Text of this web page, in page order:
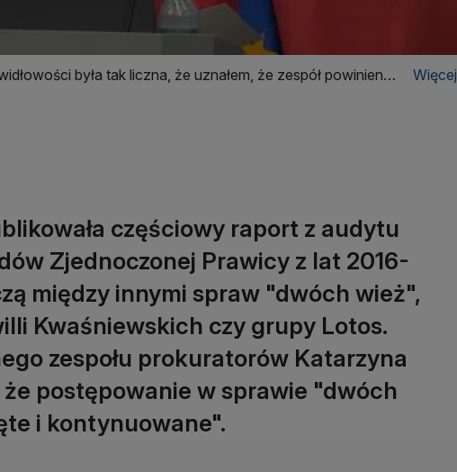
była tak liczna, że uznałem, że zespół powinien
Więcej
częściowy raport z audytu
Zjednoczonej Prawicy z lat 2016-
między innymi spraw "dwóch wież",
Kwaśniewskich czy grupy Lotos.
zespołu prokuratorów Katarzyna
że postępowanie w sprawie "dwóch
i kontynuowane".